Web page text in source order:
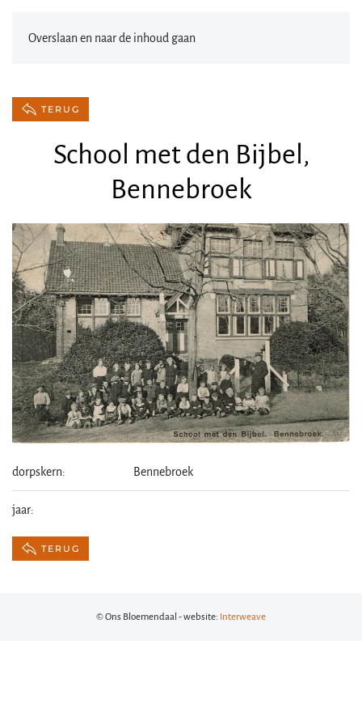
Overslaan en naar de inhoud gaan
TERUG
School met den Bijbel,
Bennebroek
dorpskern: Bennebroek
jaar:
TERUG
© Ons Bloemendaal - website: Interweave